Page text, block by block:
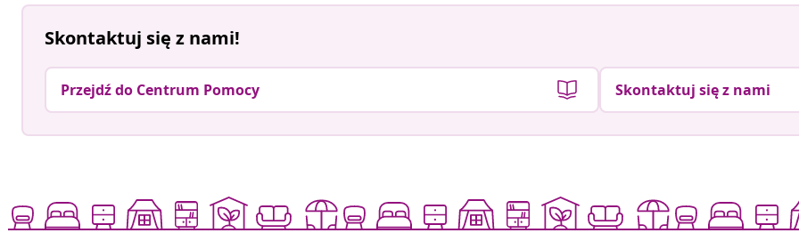
Skontaktuj się z nami!
Przejdź do Centrum Pomocy Skontaktuj się z nami